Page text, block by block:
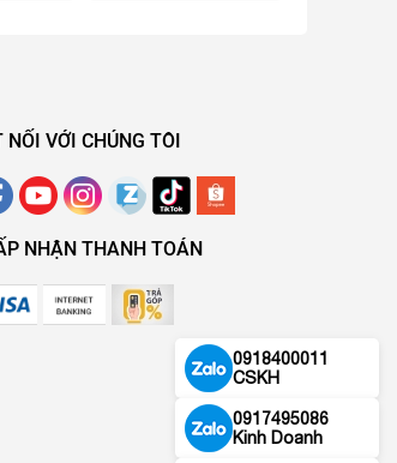
NỐI VỚI CHÚNG TÔI
NHẬN THANH TOÁN
0918400011
CSKH
0917495086
Kinh Doanh